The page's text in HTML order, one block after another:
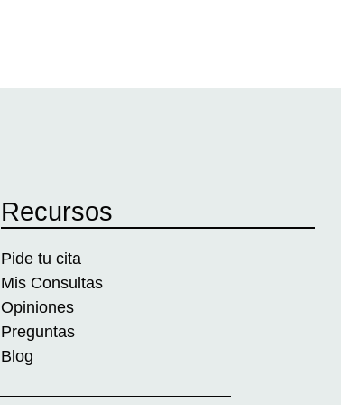
Recursos
Pide tu cita
Mis Consultas
Opiniones
Preguntas
Blog